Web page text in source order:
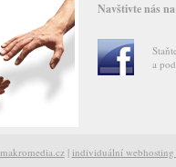
Navštivte nás
a
makromedia.cz| individuální webhosting